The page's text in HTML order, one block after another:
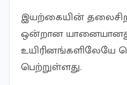
இயற்கையின்
ஒன்றான
உயிரினங்களிலேயே
பெற்றுள்ளது.